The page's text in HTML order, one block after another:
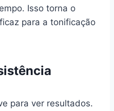
Isso torna o
para a tonificação
para ver resultados.